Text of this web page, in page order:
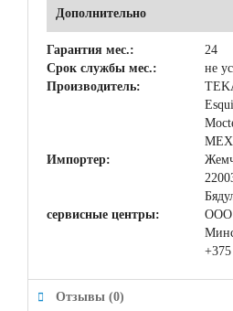
Дополнительно
Гарантия мес.:
24
Срок службы мес.:
не
Производитель:
Импортер:
сервисные центры:
ООО
Отзывы (0)